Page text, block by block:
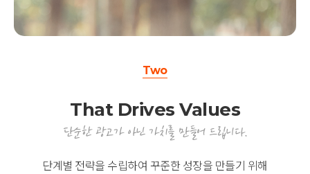
Two
That Drives Values
단순한 광고가 아닌 가치를 만들어 드립니다.
단계별 전략을 수립하여 꾸준한 성장을 만들기 위해